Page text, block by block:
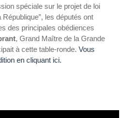
spéciale sur le projet de loi
les députés ont
des principales obédiences
, Grand Maître de la Grande
à cette table-ronde. Vous
en cliquant ici.